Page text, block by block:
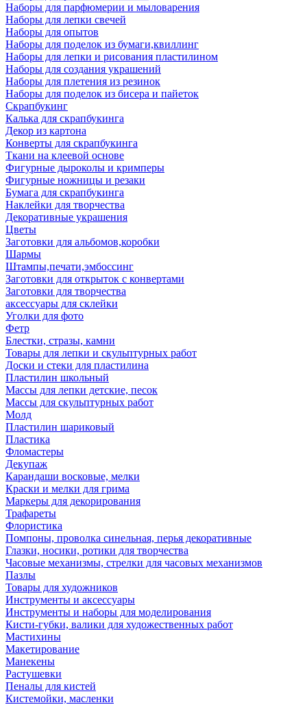
Наборы для парфюмерии и мыловарения
Наборы для лепки свечей
Наборы для опытов
Наборы для поделок из бумаги,квиллинг
Наборы для лепки и рисования пластилином
Наборы для создания украшений
Наборы для плетения из резинок
Наборы для поделок из бисера и пайеток
Скрапбукинг
Калька для скрапбукинга
Декор из картона
Конверты для скрапбукинга
Ткани на клеевой основе
Фигурные дыроколы и кримперы
Фигурные ножницы и резаки
Бумага для скрапбукинга
Наклейки для творчества
Декоративные украшения
Цветы
Заготовки для альбомов,коробки
Шармы
Штампы,печати,эмбоссинг
Заготовки для открыток с конвертами
Заготовки для творчества
аксессуары для склейки
Уголки для фото
Фетр
Блестки, стразы, камни
Товары для лепки и скульптурных работ
Доски и стеки для пластилина
Пластилин школьный
Массы для лепки детские, песок
Массы для скульптурных работ
Молд
Пластилин шариковый
Пластика
Фломастеры
Декупаж
Карандаши восковые, мелки
Краски и мелки для грима
Маркеры для декорирования
Трафареты
Флористика
Помпоны, проволка синельная, перья декоративные
Глазки, носики, ротики для творчества
Часовые механизмы, стрелки для часовых механизмов
Пазлы
Товары для художников
Инструменты и аксессуары
Инструменты и наборы для моделирования
Кисти-губки, валики для художественных работ
Мастихины
Макетирование
Манекены
Растушевки
Пеналы для кистей
Кистемойки, масленки